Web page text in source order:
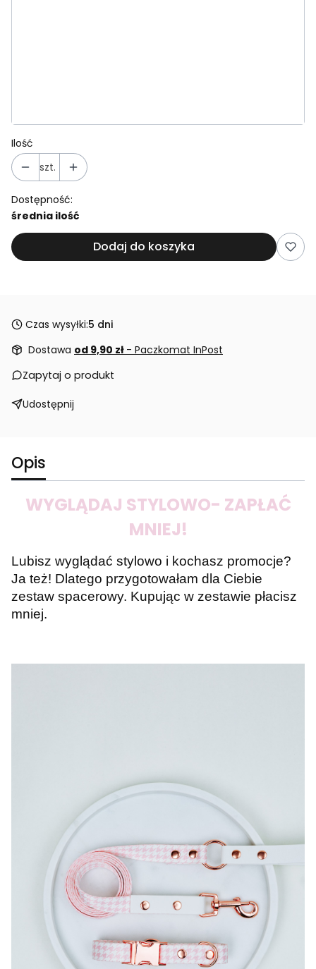
Ilość
szt.
Dostępność:
średnia ilość
Dodaj do koszyka
Czas wysyłki:5 dni
Dostawa od 9,90 zł - Paczkomat InPost
Zapytaj o produkt
Udostępnij
Opis
WYGLĄDAJ STYLOWO- ZAPŁAĆ
MNIEJ!
Lubisz wyglądać stylowo i kochasz promocje?
Ja też! Dlatego przygotowałam dla Ciebie
zestaw spacerowy. Kupując w zestawie płacisz
mniej.